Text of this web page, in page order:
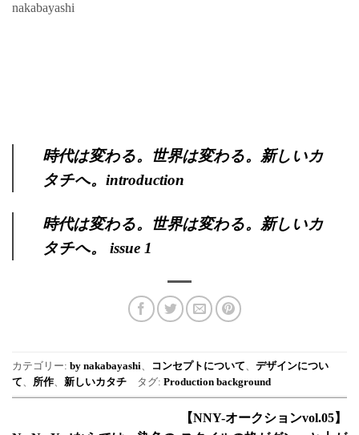
nakabayashi
時代は変わる。世界は変わる。新しいカ
タチへ。introduction
時代は変わる。世界は変わる。新しいカ
タチへ。 issue 1
カテゴリー: by nakabayashi、 コンセプトについて、 デザインについ
て、 所作、 新しいカタチ タグ: Production background
【NNY-オークションvol.05】